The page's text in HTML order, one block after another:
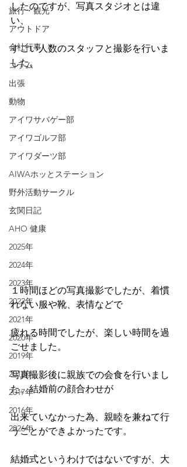
旅行・観光
アウトドア
会社行事
コラム
出張
動物
アイワサバゲー部
アイワゴルフ部
アイワダーツ部
AIWAホッとステーション
野外活動サークル
玄関日記
AHO 健康
2025年
2024年
2023年
2022年
2021年
2020年
2019年
2018年
2017年
2016年
2026年
したのですが、写真スタジオとは違
い、
すごい人数のスタッフと撮影を行いま
した。
１時間ほどの写真撮影でしたが、着慣
れない服や靴、表情などで
疲れる時間でしたが、楽しい時間を過
ごせました。
写真撮影後に親族での会食を行いまし
た。結婚前の顔合わせが
出来ていなかった為、親睦を兼ねて行
うことができよかったです。
結婚式というわけではないですが、大